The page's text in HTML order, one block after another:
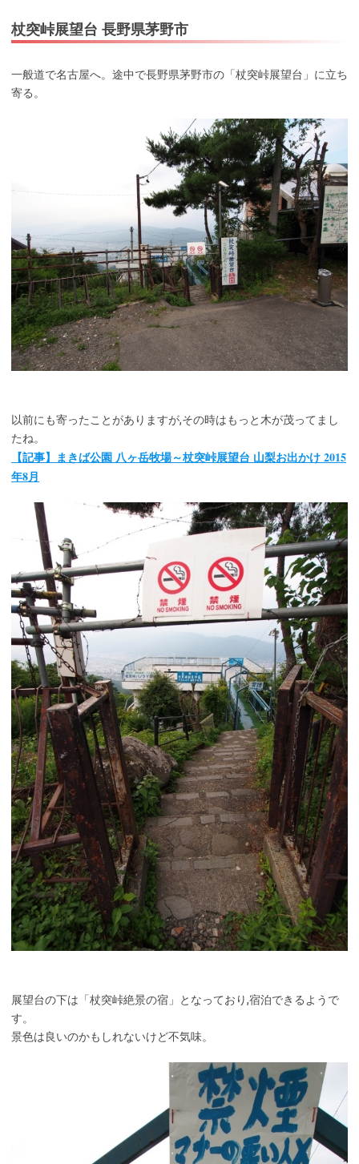
杖突峠展望台 長野県茅野市
一般道で名古屋へ。途中で長野県茅野市の「杖突峠展望台」に立ち
寄る。
以前にも寄ったことがありますが,その時はもっと木が茂ってまし
たね。
【記事】まきば公園 八ヶ岳牧場～杖突峠展望台 山梨お出かけ 2015
年8月
展望台の下は「杖突峠絶景の宿」となっており,宿泊できるようで
す。
景色は良いのかもしれないけど不気味。